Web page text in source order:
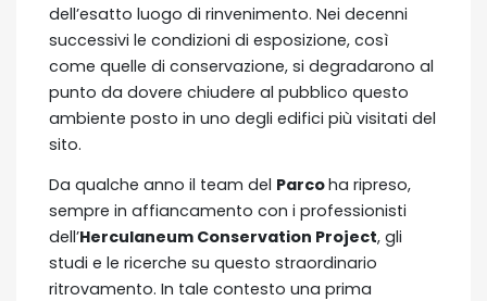
dell’esatto luogo di rinvenimento. Nei decenni
successivi le condizioni di esposizione, così
come quelle di conservazione, si degradarono al
punto da dovere chiudere al pubblico questo
ambiente posto in uno degli edifici più visitati del
sito.
Da qualche anno il team del Parcoha ripreso,
sempre in affiancamento con i professionisti
dell’Herculaneum Conservation Project, gli
studi e le ricerche su questo straordinario
ritrovamento. In tale contesto una prima